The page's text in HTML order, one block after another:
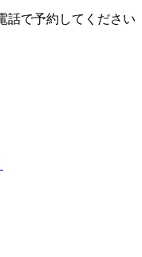
話で予約してください